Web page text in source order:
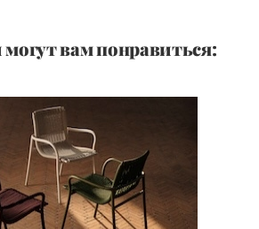
вам понравиться: